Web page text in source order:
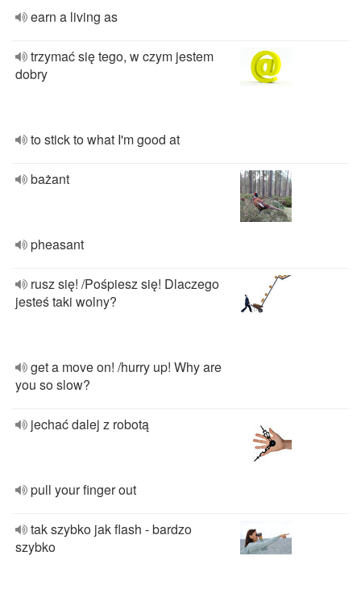
earn a living as
trzymać się tego, w czym jestem
dobry
to stick to what I'm good at
bażant
pheasant
rusz się! /Pośpiesz się! Dlaczego
jesteś taki wolny?
get a move on! /hurry up! Why are
you so slow?
jechać dalej z robotą
pull your finger out
tak szybko jak flash - bardzo
szybko